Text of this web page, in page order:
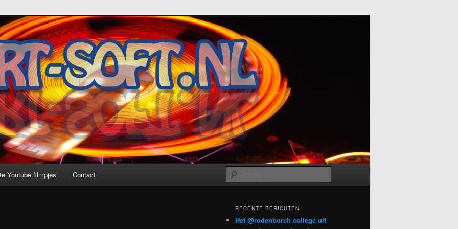
Youtube filmpjes Contact
RECENTE BERICHTEN
Het @rodenborch college uit